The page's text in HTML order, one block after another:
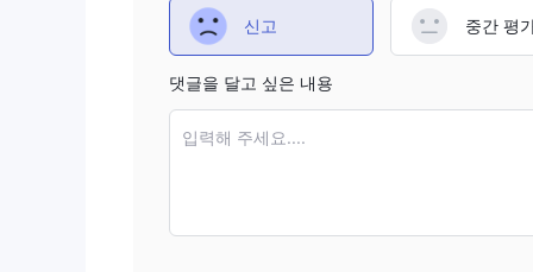
신고 중간 평
댓글을 달고 싶은 내용
입력해 주세요....